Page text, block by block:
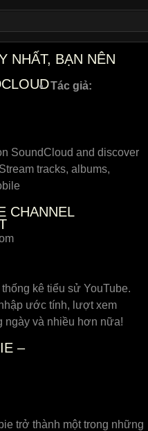
NHẤT, BẠN NÊN
Tác giả:
SoundCloud and discover
tracks, albums,
CHANNEL
kê tiểu sử YouTube.
ước tính, lượt xem
ngày và nhiều hơn nữa!
–
trở thành một trong những